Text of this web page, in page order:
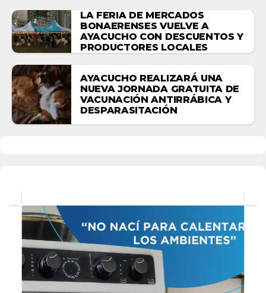
LA FERIA DE MERCADOS
BONAERENSES VUELVE A
AYACUCHO CON DESCUENTOS Y
PRODUCTORES LOCALES
AYACUCHO REALIZARÁ UNA
NUEVA JORNADA GRATUITA DE
VACUNACIÓN ANTIRRÁBICA Y
DESPARASITACIÓN